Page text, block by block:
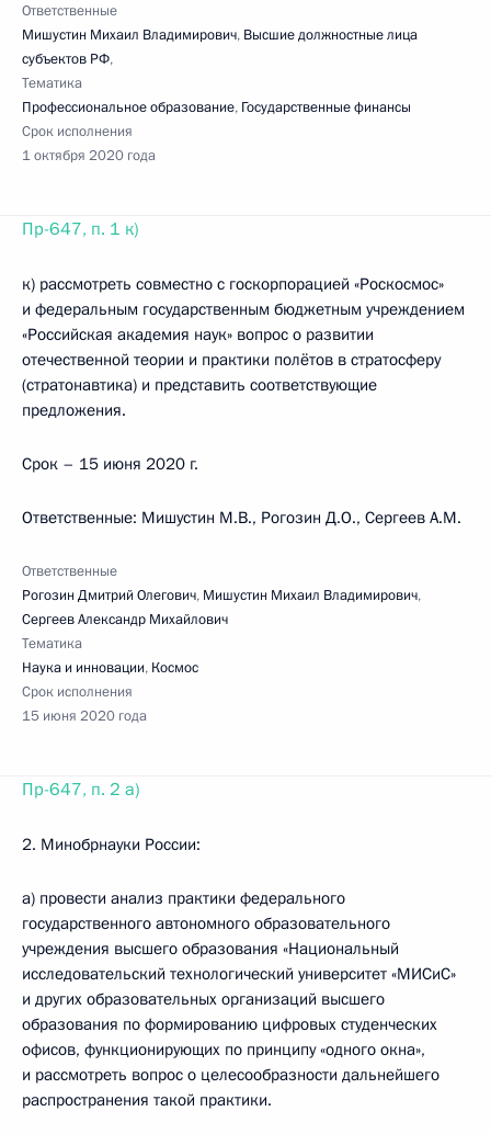
Ответственные
Мишустин Михаил Владимирович, Высшие должностные лица
субъектов РФ,
Тематика
Профессиональное образование, Государственные финансы
Срок исполнения
1 октября 2020 года
Пр-647, п. 1 к)
к) рассмотреть совместно с госкорпорацией «Роскосмос»
и федеральным государственным бюджетным учреждением
«Российская академия наук» вопрос о развитии
отечественной теории и практики полётов в стратосферу
(стратонавтика) и представить соответствующие
предложения.
Срок – 15 июня 2020 г.
Ответственные: Мишустин М.В., Рогозин Д.О., Сергеев А.М.
Ответственные
Рогозин Дмитрий Олегович, Мишустин Михаил Владимирович,
Сергеев Александр Михайлович
Тематика
Наука и инновации, Космос
Срок исполнения
15 июня 2020 года
Пр-647, п. 2 а)
2. Минобрнауки России:
а) провести анализ практики федерального
государственного автономного образовательного
учреждения высшего образования «Национальный
исследовательский технологический университет «МИСиС»
и других образовательных организаций высшего
образования по формированию цифровых студенческих
офисов, функционирующих по принципу «одного окна»,
и рассмотреть вопрос о целесообразности дальнейшего
распространения такой практики.